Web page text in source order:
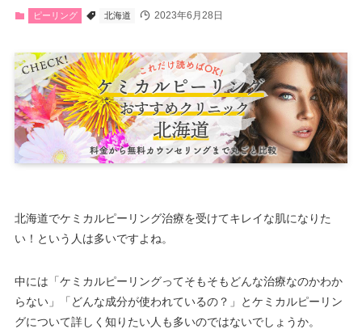
ピーリング 北海道 2023年6月28日
北海道でケミカルピーリング治療を受けてキレイな肌になりた
い！という人は多いですよね。
中には「ケミカルピーリングってそもそもどんな治療なのかわか
らない」「どんな成分が使われているの？」とケミカルピーリン
グについて詳しく知りたい人も多いのではないでしょうか。